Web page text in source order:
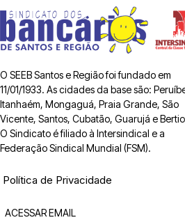
O SEEB Santos e Região foi fundado em
11/01/1933. As cidades da base são:
Itanhaém, Mongaguá, Praia Grande, São
Vicente, Santos, Cubatão, Guarujá e
O Sindicato é filiado à Intersindical e a
Federação Sindical Mundial (FSM).
Política de Privacidade
ACESSAR EMAIL